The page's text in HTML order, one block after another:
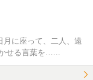
に座って、二人、遠
せる言葉を…...